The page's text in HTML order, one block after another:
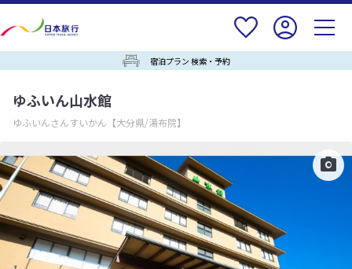
宿泊プラン 検索・予約
ゆふいん山水館
ゆふいんさんすいかん 【大分県/湯布院】